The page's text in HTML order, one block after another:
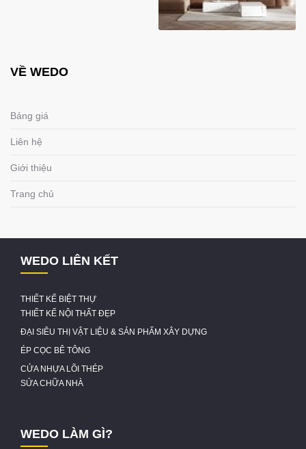
VỀ WEDO
Bảng giá
Liên hệ
Giới thiệu
Trang chủ
WEDO LIÊN KẾT
THIẾT KẾ BIỆT THỰ
THIẾT KẾ NỘI THẤT ĐẸP
ĐẠI SIÊU THỊ VẬT LIỆU & SẢN PHẨM XÂY DỰNG
ÉP CỌC BÊ TÔNG
CỬA NHỰA LÕI THÉP
SỬA CHỮA NHÀ
WEDO LÀM GÌ?